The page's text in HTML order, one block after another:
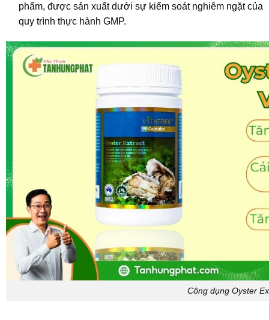
phẩm, được sản xuất dưới sự kiểm soát nghiêm ngặt của
quy trình thực hành GMP.
Công dụng Oyster